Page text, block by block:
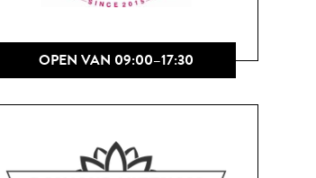
OPEN VAN 09:00–17:30